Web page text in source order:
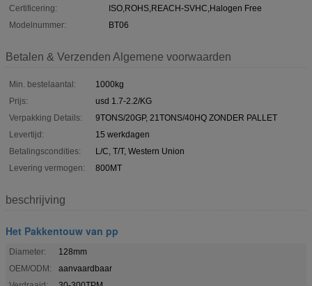
Certificering:
ISO,ROHS,REACH-SVHC,Halogen Free
Modelnummer:
BT06
Betalen & Verzenden Algemene voorwaarden
Min. bestelaantal:
1000kg
Prijs:
usd 1.7-2.2/KG
Verpakking Details:
9TONS/20GP, 21TONS/40HQ ZONDER PALLET
Levertijd:
15 werkdagen
Betalingscondities:
L/C, T/T, Western Union
Levering vermogen:
800MT
beschrijving
Het Pakkentouw van pp
Diameter:
128mm
OEM/ODM:
aanvaardbaar